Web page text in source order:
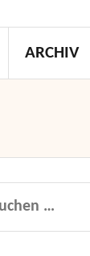
ARCHIV